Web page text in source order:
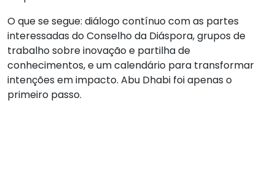
O que se segue: diálogo contínuo com as partes
interessadas do Conselho da Diáspora, grupos de
trabalho sobre inovação e partilha de
conhecimentos, e um calendário para transformar
intenções em impacto. Abu Dhabi foi apenas o
primeiro passo.